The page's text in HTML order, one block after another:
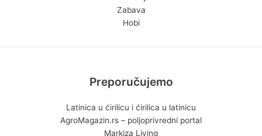
Zabava
Hobi
Preporučujemo
Latinica u ćirilicu i ćirilica u latinicu
AgroMagazin.rs – poljoprivredni portal
Markiza Living